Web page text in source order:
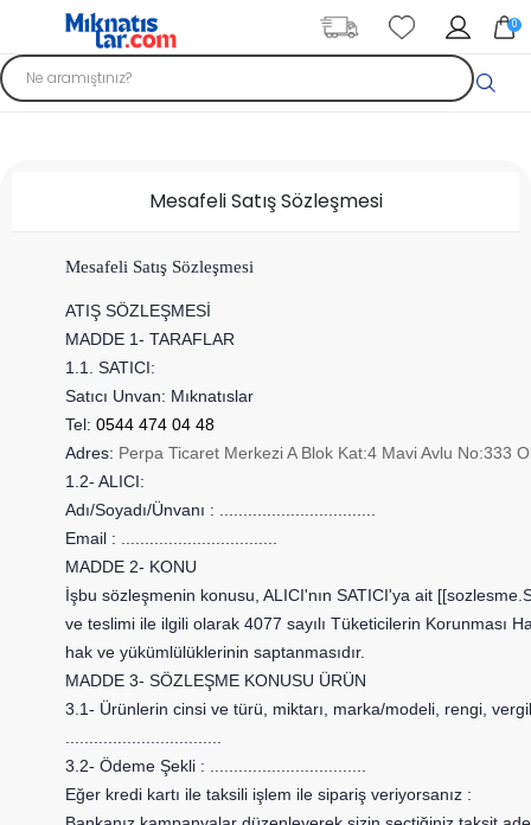
0
Mesafeli Satış Sözleşmesi
Mesafeli Satış Sözleşmesi
ATIŞ SÖZLEŞMESİ
MADDE 1- TARAFLAR
1.1. SATICI:
Satıcı Unvan: Mıknatıslar
Tel: 0544 474 04 48
Adres: Perpa Ticaret Merkezi A Blok Kat:4 Mavi Avlu No:333
1.2- ALICI:
Adı/Soyadı/Ünvanı :
Email :
MADDE 2- KONU
İşbu sözleşmenin konusu, ALICI'nın SATICI'ya ait
ve teslimi ile ilgili olarak 4077 sayılı Tüketicilerin Korunması
hak ve yükümlülüklerinin saptanmasıdır.
MADDE 3- SÖZLEŞME KONUSU ÜRÜN
3.1- Ürünlerin cinsi ve türü, miktarı, marka/modeli, rengi,
3.2- Ödeme Şekli :
Eğer kredi kartı ile taksili işlem ile sipariş veriyorsanız :